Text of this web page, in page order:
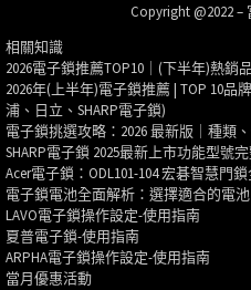
Copyright @2022
相關知識
2026電子鎖推薦TOP10｜(下半年)熱
2026年(上半年)電子鎖推薦 | TOP 10
浦、日立、SHARP電子鎖)
電子鎖挑選攻略：2026 最新版｜種類
SHARP電子鎖 2025最新上市功能型號
Acer電子鎖：ODL101-104 宏碁智慧門
電子鎖電池全面解析：選擇適合的電
LAVO電子鎖操作設定-使用指南
夏普電子鎖-使用指南
ARPHA電子鎖操作設定-使用指南
當月優惠活動